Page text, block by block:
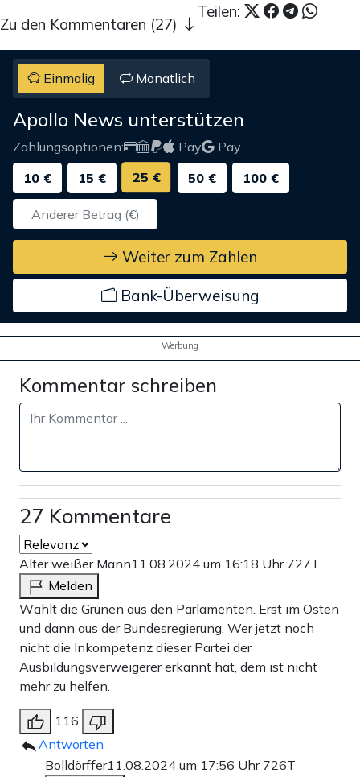
Teilen:
Zu den Kommentaren (27)
Einmalig Monatlich
Apollo News unterstützen
Zahlungsoptionen: Pay
Pay
10 €
15 € 25 € 50 € 100 €
Weiter zum Zahlen
Bank-Überweisung
Werbung
Kommentar schreiben
27 Kommentare
Alter weißer Mann11.08.2024 um 16:18 Uhr 727T
Melden
Wählt die Grünen aus den Parlamenten. Erst im Osten
und dann aus der Bundesregierung. Wer jetzt noch
nicht die Inkompetenz dieser Partei der
Ausbildungsverweigerer erkannt hat, dem ist nicht
mehr zu helfen.
116
Antworten
Bolldörffer11.08.2024 um 17:56 Uhr 726T